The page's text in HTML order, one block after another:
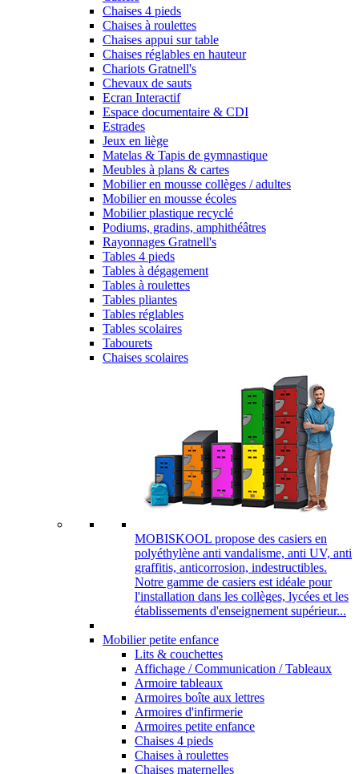
Chaises 4 pieds
Chaises à roulettes
Chaises appui sur table
Chaises réglables en hauteur
Chariots Gratnell's
Chevaux de sauts
Ecran Interactif
Espace documentaire & CDI
Estrades
Jeux en liège
Matelas & Tapis de gymnastique
Meubles à plans & cartes
Mobilier en mousse collèges / adultes
Mobilier en mousse écoles
Mobilier plastique recyclé
Podiums, gradins, amphithéâtres
Rayonnages Gratnell's
Tables 4 pieds
Tables à dégagement
Tables à roulettes
Tables pliantes
Tables réglables
Tables scolaires
Tabourets
Chaises scolaires
MOBISKOOL propose des casiers en
polyéthylène anti vandalisme, anti UV, anti
graffitis, anticorrosion, indestructibles.
Notre gamme de casiers est idéale pour
l'installation dans les collèges, lycées et les
établissements d'enseignement supérieur...
Mobilier petite enfance
Lits & couchettes
Affichage / Communication / Tableaux
Armoire tableaux
Armoires boîte aux lettres
Armoires d'infirmerie
Armoires petite enfance
Chaises 4 pieds
Chaises à roulettes
Chaises maternelles